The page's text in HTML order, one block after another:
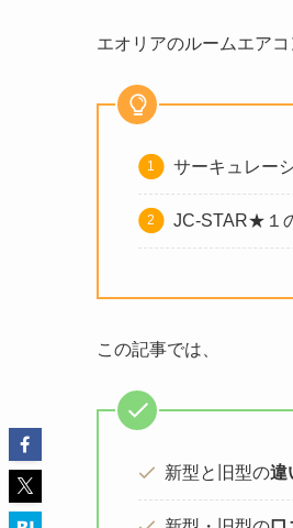
エオリアのルームエア
サーキュレー
JC-STAR★１
この記事では、
新型と旧型の違